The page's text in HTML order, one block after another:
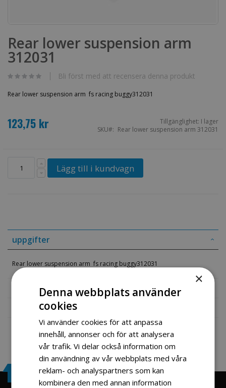
till
början
av
bildgalleriet
Rear lower suspension arm
312031
Bli först med att recensera denna produkt
Rear lower suspension arm fs racing buggy312031
123,75 kr Tillgänglighet: I lager
SKU
Rear lower suspension arm 312031
Lägg till i kundvagn
uppgifter
Rear lower suspension arm fs racing buggy312031
Mer information
Recensioner
Engrosservice.se
×
Denna webbplats använder
cookies
Vi använder cookies för att anpassa
innehåll, annonser och för att analysera
vår trafik. Vi delar också information om
din användning av vår webbplats med våra
reklam- och analyspartners som kan
kombinera den med annan information